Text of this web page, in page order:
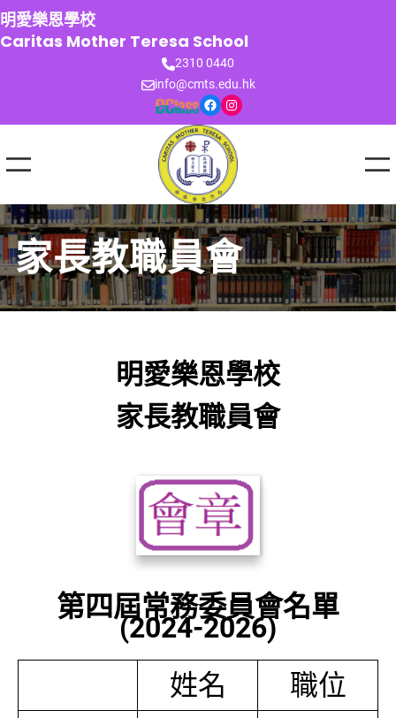
跳
至
主
明愛樂恩學校
Caritas Mother Teresa School
2310 0440
info@cmts.edu.hk
Facebook Instagram
家長教職員會
明愛樂恩學校
家長教職員會
第四屆常務委員會名單
(2024-2026)
姓名
職位